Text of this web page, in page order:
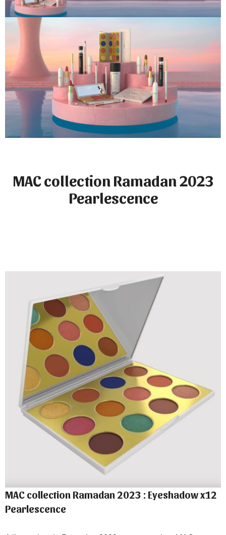
MAC collection Ramadan 2023
Pearlescence
MAC collection Ramadan 2023 : Eyeshadow x12
Pearlescence